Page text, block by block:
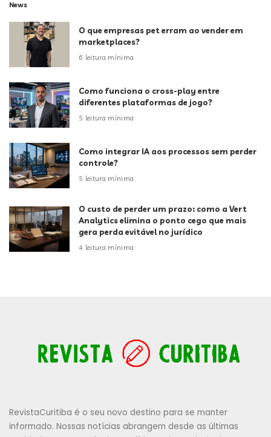
News
O que empresas pet erram ao vender em
marketplaces?
6 leitura mínima
Como funciona o cross-play entre
diferentes plataformas de jogo?
5 leitura mínima
Como integrar IA aos processos sem perder
controle?
5 leitura mínima
O custo de perder um prazo: como a Vert
Analytics elimina o ponto cego que mais
gera perda evitável no jurídico
4 leitura mínima
RevistaCuritiba é o seu novo destino para se manter
informado. Nossas notícias abrangem desde as últimas